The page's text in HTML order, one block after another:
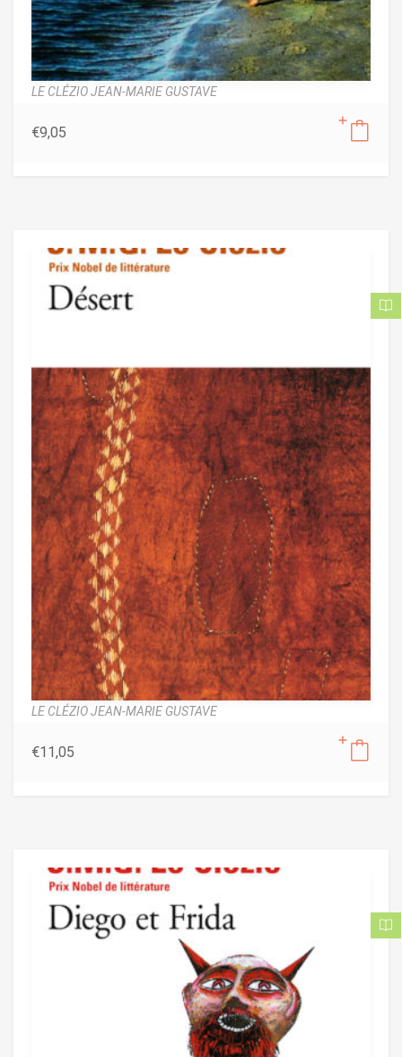
LE CLÉZIO JEAN-MARIE GUSTAVE
€9,05
LE CLÉZIO JEAN-MARIE GUSTAVE
€11,05